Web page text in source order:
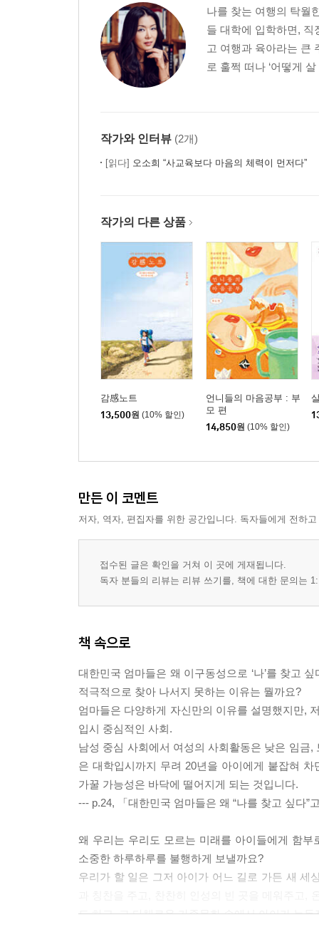
나를 찾는 여행의 탁월
들 대학에 입학하면,
고 여행과 육아라는 큰
로 훌쩍 떠나 ‘어떻게
작가와 인터뷰 (2개)
[읽다] 오소희 “사교육보다 마음의 체력이 먼저다”
작가의 다른 상품
감感노트
13,500원 (10% 할인)
언니들의 마음공부 : 부
모 편
14,850원 (10% 할인)
만든 이 코멘트
저자, 역자, 편집자를 위한 공간입니다. 독자들에게 전하
접수된 글은 확인을 거쳐 이 곳에 게재됩니다.
독자 분들의 리뷰는 리뷰 쓰기를, 책에 대한 문의는
책 속으로
대한민국 엄마들은 왜 이구동성으로 ‘나’를 찾고
적극적으로 찾아 나서지 못하는 이유는 뭘까요?
엄마들은 다양하게 자신만의 이유를 설명했지만,
입시 중심적인 사회.
남성 중심 사회에서 여성의 사회활동은 낮은 임금
은 대학입시까지 무려 20년을 아이에게 붙잡혀
가꿀 가능성은 바닥에 떨어지게 되는 것입니다.
--- p.24, 「대한민국 엄마들은 왜 “나를 찾고 싶다”
왜 우리는 우리도 모르는 미래를 아이들에게 함
소중한 하루하루를 불행하게 보낼까요?
우리가 할 일은 그저 아이가 어느 길로 가든 새 세
도 하고, 그 다채로운 가족문화 속에서 아이가 능